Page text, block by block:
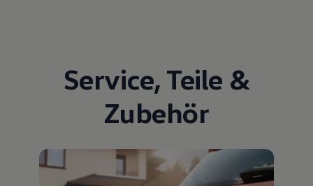
Service, Teile &
Zubehör